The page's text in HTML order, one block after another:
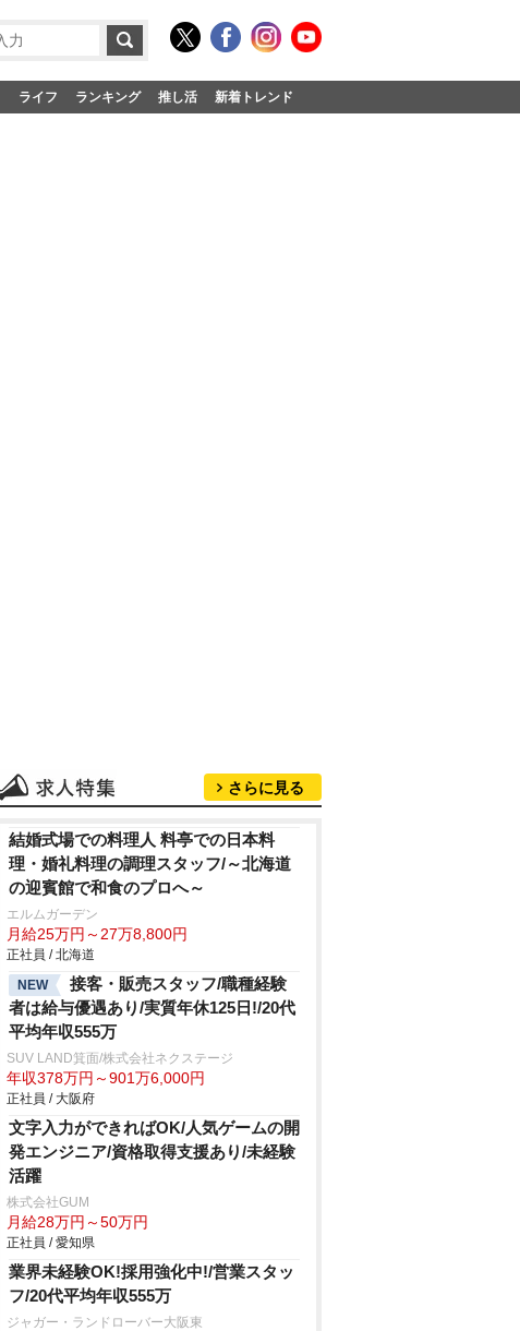
ライフ ランキング 推し活 新着トレンド
さらに見る
結婚式場での料理人 料亭での日本料
理・婚礼料理の調理スタッフ/～北海道
の迎賓館で和食のプロへ～
エルムガーデン
月給25万円～27万8,800円
正社員 / 北海道
NEW
接客・販売スタッフ/職種経験
者は給与優遇あり/実質年休125日!/20代
平均年収555万
SUV LAND箕面/株式会社ネクステージ
年収378万円～901万6,000円
正社員 / 大阪府
文字入力ができればOK/人気ゲームの開
発エンジニア/資格取得支援あり/未経験
活躍
株式会社GUM
月給28万円～50万円
正社員 / 愛知県
業界未経験OK!採用強化中!/営業スタッ
フ/20代平均年収555万
ジャガー・ランドローバー大阪東